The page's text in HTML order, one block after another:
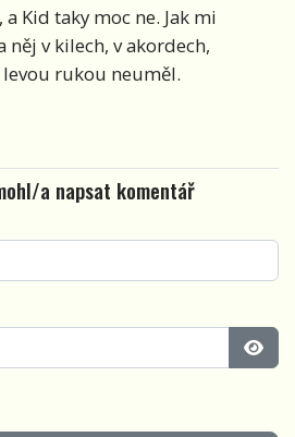
Kid taky moc ne. Jak mi
něj v kilech, v akordech,
rukou neuměl.
a napsat komentář